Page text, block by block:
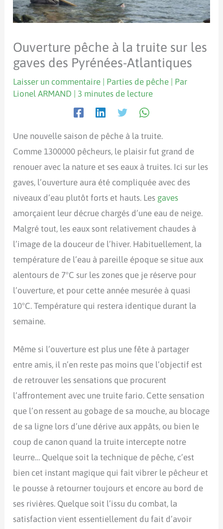
Ouverture pêche à la truite sur les
gaves des Pyrénées-Atlantiques
Laisser un commentaire | Parties de pêche | Par
Lionel ARMAND | 3 minutes de lecture
Une nouvelle saison de pêche à la truite.
Comme 1300000 pêcheurs, le plaisir fut grand de
renouer avec la nature et ses eaux à truites. Ici sur les
gaves, l’ouverture aura été compliquée avec des
niveaux d’eau plutôt forts et hauts. Les gaves
amorçaient leur décrue chargés d’une eau de neige.
Malgré tout, les eaux sont relativement chaudes à
l’image de la douceur de l’hiver. Habituellement, la
température de l’eau à pareille époque se situe aux
alentours de 7°C sur les zones que je réserve pour
l’ouverture, et pour cette année mesurée à quasi
10°C. Température qui restera identique durant la
semaine.
Même si l’ouverture est plus une fête à partager
entre amis, il n’en reste pas moins que l’objectif est
de retrouver les sensations que procurent
l’affrontement avec une truite fario. Cette sensation
que l’on ressent au gobage de sa mouche, au blocage
de sa ligne lors d’une dérive aux appâts, ou bien le
coup de canon quand la truite intercepte notre
leurre… Quelque soit la technique de pêche, c’est
bien cet instant magique qui fait vibrer le pêcheur et
le pousse à retourner toujours et encore au bord de
ses rivières. Quelque soit l’issu du combat, la
satisfaction vient essentiellement du fait d’avoir